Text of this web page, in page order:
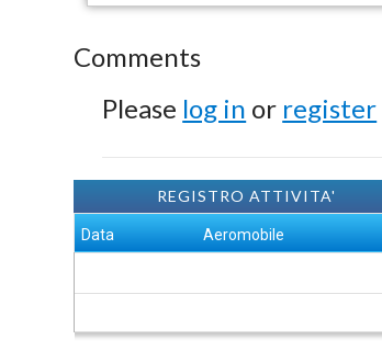
Comments
Please log in or register
REGISTRO ATTIVITA'
Data Aeromobile